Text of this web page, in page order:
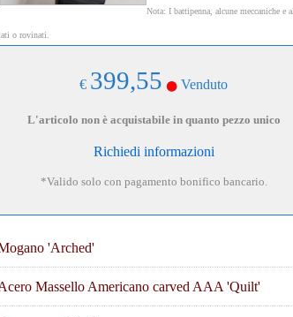
Nota: I battipenna, alcune meccaniche e
o rovinati.
€ 399,55 Venduto
L'articolo non è acquistabile in quanto pezzo unico
Richiedi informazioni
*Valido solo con pagamento bonifico bancario.
'Arched'
Massello Americano carved AAA 'Quilt'